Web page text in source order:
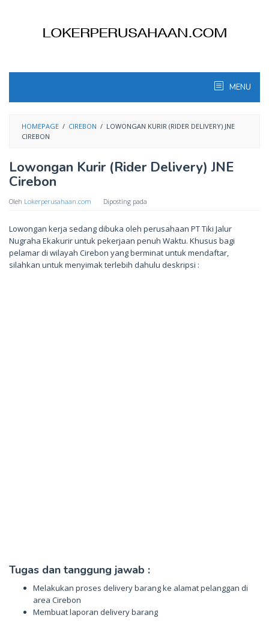
MENU
HOMEPAGE / CIREBON / LOWONGAN KURIR (RIDER DELIVERY) JNE
CIREBON
Lowongan Kurir (Rider Delivery) JNE
Cirebon
Oleh Lokerperusahaan.com Diposting pada
Lowongan kerja sedang dibuka oleh perusahaan PT Tiki Jalur
Nugraha Ekakurir untuk pekerjaan penuh Waktu. Khusus bagi
pelamar di wilayah Cirebon yang berminat untuk mendaftar,
silahkan untuk menyimak terlebih dahulu deskripsi :
Tugas dan tanggung jawab :
Melakukan proses delivery barang ke alamat pelanggan di
area Cirebon
Membuat laporan delivery barang